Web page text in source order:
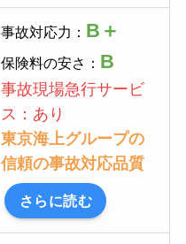
事故対応力： B＋
保険料の安さ： B
事故現場急行サービ
ス：あり
東京海上グループの
信頼の事故対応品質
さらに読む